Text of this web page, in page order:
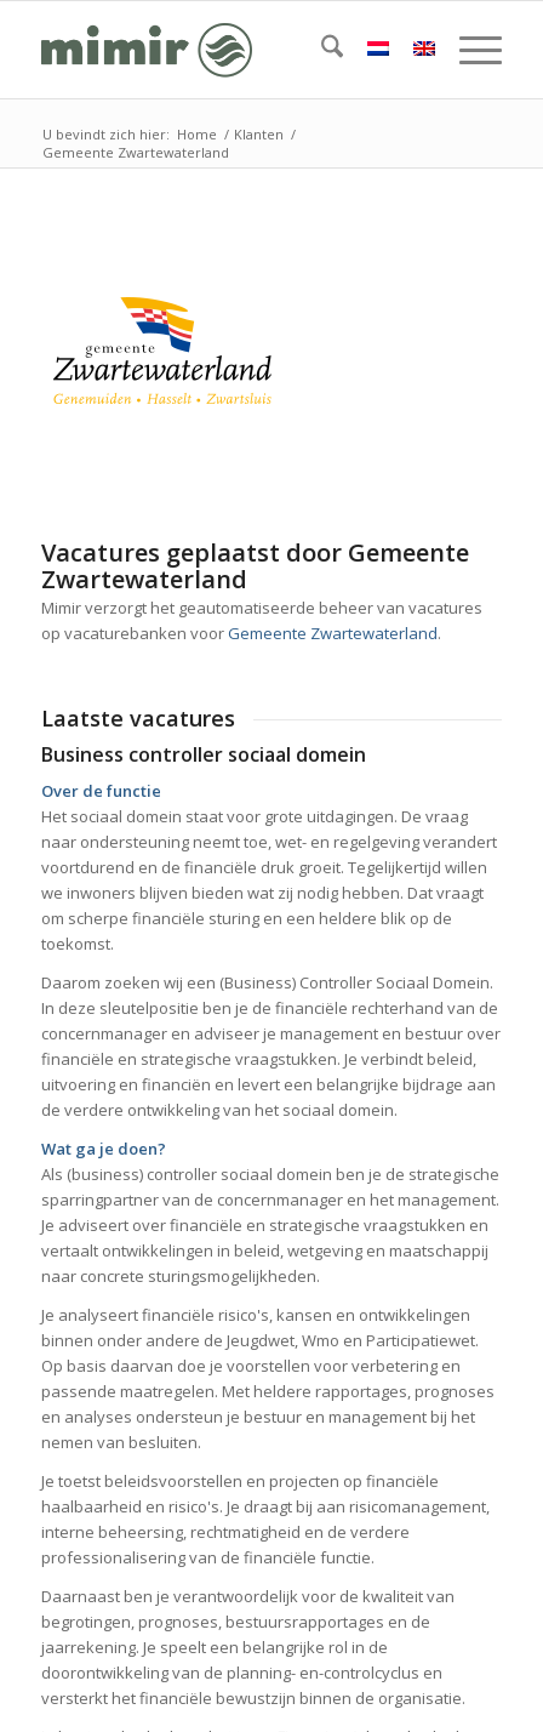
U bevindt zich hier: Home / Klanten /
Gemeente Zwartewaterland
Vacatures geplaatst door Gemeente
Zwartewaterland
Mimir verzorgt het geautomatiseerde beheer van vacatures
op vacaturebanken voorGemeente Zwartewaterland.
Laatste vacatures
Business controller sociaal domein
Over de functie
Het sociaal domein staat voor grote uitdagingen. De vraag
naar ondersteuning neemt toe, wet- en regelgeving verandert
voortdurend en de financiële druk groeit. Tegelijkertijd willen
we inwoners blijven bieden wat zij nodig hebben. Dat vraagt
om scherpe financiële sturing en een heldere blik op de
toekomst.
Daarom zoeken wij een (Business) Controller Sociaal Domein.
In deze sleutelpositie ben je de financiële rechterhand van de
concernmanager en adviseer je management en bestuur over
financiële en strategische vraagstukken. Je verbindt beleid,
uitvoering en financiën en levert een belangrijke bijdrage aan
de verdere ontwikkeling van het sociaal domein.
Wat ga je doen?
Als (business) controller sociaal domein ben je de strategische
sparringpartner van de concernmanager en het management.
Je adviseert over financiële en strategische vraagstukken en
vertaalt ontwikkelingen in beleid, wetgeving en maatschappij
naar concrete sturingsmogelijkheden.
Je analyseert financiële risico's, kansen en ontwikkelingen
binnen onder andere de Jeugdwet, Wmo en Participatiewet.
Op basis daarvan doe je voorstellen voor verbetering en
passende maatregelen. Met heldere rapportages, prognoses
en analyses ondersteun je bestuur en management bij het
nemen van besluiten.
Je toetst beleidsvoorstellen en projecten op financiële
haalbaarheid en risico's. Je draagt bij aan risicomanagement,
interne beheersing, rechtmatigheid en de verdere
professionalisering van de financiële functie.
Daarnaast ben je verantwoordelijk voor de kwaliteit van
begrotingen, prognoses, bestuursrapportages en de
jaarrekening. Je speelt een belangrijke rol in de
doorontwikkeling van de planning- en-controlcyclus en
versterkt het financiële bewustzijn binnen de organisatie.